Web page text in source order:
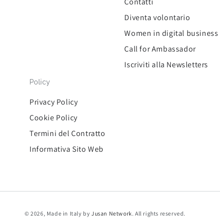
Diventa volontario
Women in digital business
Call for Ambassador
Iscriviti alla Newsletters
Policy
Privacy Policy
Cookie Policy
Termini del Contratto
Informativa Sito Web
© 2026, Made in Italy by Jusan Network. All rights reserved.